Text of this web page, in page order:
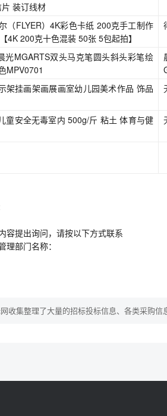
装订线材
（FLYER）4K彩色卡纸 200克手工制作
4K 200克十色混装 50张 5包起拍】
光MGARTS双头马克笔圆头斜头彩笔绘
MPV0701
架挂画架画展画室幼儿园美术作品 饰品
童安全无毒室内 500g/斤 粘土 体育与健
容提出询问，请按以下方式联系
理部门名称：
收集整理了大量的招标投标信息、各类采购信